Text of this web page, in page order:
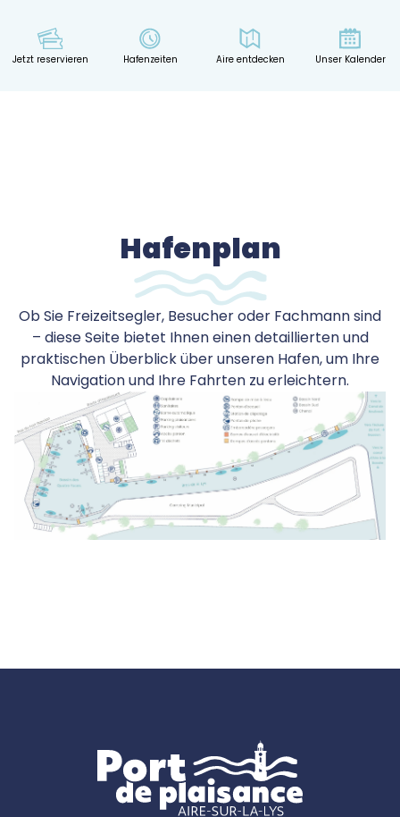
Jetzt reservieren Hafenzeiten Aire entdecken Unser Kalender
Hafenplan
Ob Sie Freizeitsegler, Besucher oder Fachmann sind
– diese Seite bietet Ihnen einen detaillierten und
praktischen Überblick über unseren Hafen, um Ihre
Navigation und Ihre Fahrten zu erleichtern.